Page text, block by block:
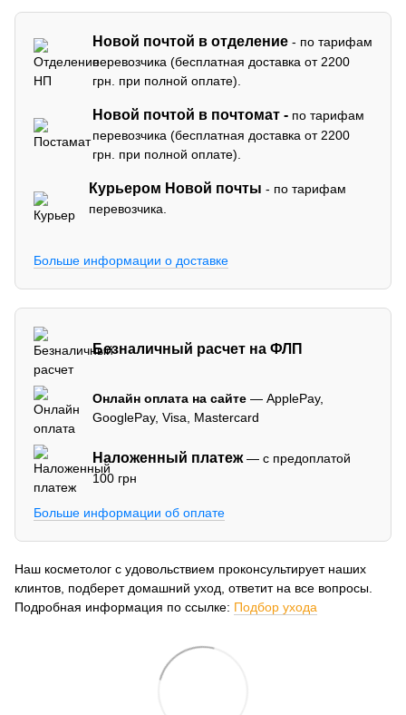
Новой почтой в отделение - по тарифам
перевозчика (бесплатная доставка от 2200
грн. при полной оплате).
Новой почтой в почтомат - по тарифам
перевозчика (бесплатная доставка от 2200
грн. при полной оплате).
Курьером Новой почты - по тарифам
перевозчика.
Больше информации о доставке
Безналичный расчет на ФЛП
Онлайн оплата на сайте — ApplePay,
GooglePay, Visa, Mastercard
Наложенный платеж— с предоплатой
100 грн
Больше информации об оплате
Наш косметолог с удовольствием проконсультирует наших
клинтов, подберет домашний уход, ответит на все вопросы.
Подробная информация по ссылке: Подбор ухода